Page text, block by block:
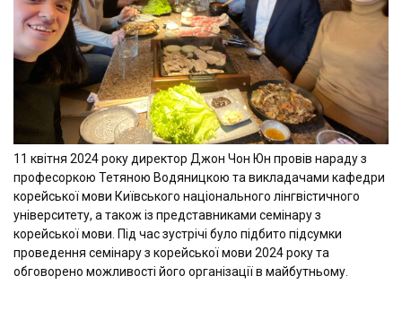
11 квітня 2024 року директор Джон Чон Юн провів нараду з
професоркою Тетяною Водяницкою та викладачами кафедри
корейської мови Київського національного лінгвістичного
університету, а також із представниками семінару з
корейської мови. Під час зустрічі було підбито підсумки
проведення семінару з корейської мови 2024 року та
обговорено можливості його організації в майбутньому.